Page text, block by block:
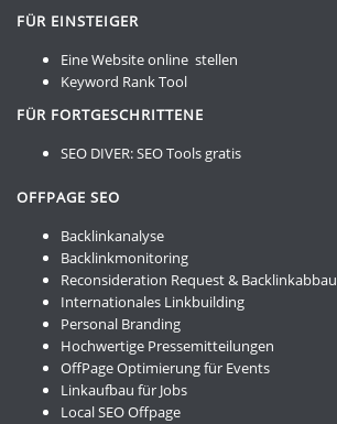
FÜR EINSTEIGER
Eine Website online stellen
Keyword Rank Tool
FÜR FORTGESCHRITTENE
SEO DIVER:SEO Tools gratis
OFFPAGE SEO
Backlinkanalyse
Backlinkmonitoring
Reconsideration Request & Backlinkabbau
Internationales Linkbuilding
Personal Branding
Hochwertige Pressemitteilungen
OffPage Optimierung für Events
Linkaufbau für Jobs
Local SEO Offpage